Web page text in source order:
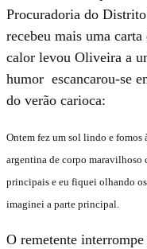
Procuradoria do
recebeu mais uma
calor levou Oliveira a
humor escancarou-se
do verão carioca:
Ontem fez um sol lindo e fomos
argentina de corpo maravilhoso
principais e eu fiquei olhando
imaginei a parte principal.
O remetente